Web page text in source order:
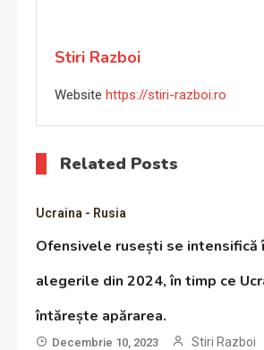
Stiri Razboi
Website https://stiri-razboi.ro
Related Posts
Ucraina - Rusia
Ofensivele rusești se intensifică
alegerile din 2024, în timp ce
întărește apărarea.
Decembrie 10, 2023 Stiri Razboi